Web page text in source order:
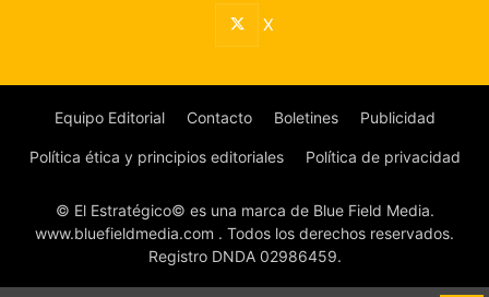
X
Equipo Editorial Contacto Boletines Publicidad
Política ética y principios editoriales Política de privacidad
© El Estratégico© es una marca de Blue Field Media.
www.bluefieldmedia.com . Todos los derechos reservados.
Registro DNDA 02986459.